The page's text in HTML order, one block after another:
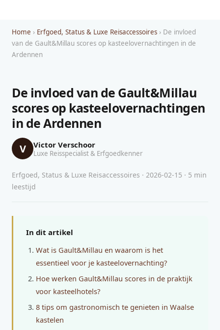
Home › Erfgoed, Status & Luxe Reisaccessoires › De invloed
van de Gault&Millau scores op kasteelovernachtingen in de
Ardennen
De invloed van de Gault&Millau
scores op kasteelovernachtingen
in de Ardennen
V Victor Verschoor
Luxe Reisspecialist & Erfgoedkenner
Erfgoed, Status & Luxe Reisaccessoires · 2026-02-15 · 5 min
leestijd
In dit artikel
Wat is Gault&Millau en waarom is het
essentieel voor je kasteelovernachting?
Hoe werken Gault&Millau scores in de praktijk
voor kasteelhotels?
8 tips om gastronomisch te genieten in Waalse
kastelen